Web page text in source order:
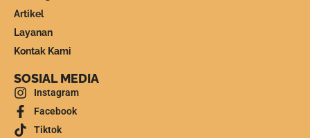
Artikel
Layanan
Kontak Kami
SOSIAL MEDIA
Instagram
Facebook
Tiktok